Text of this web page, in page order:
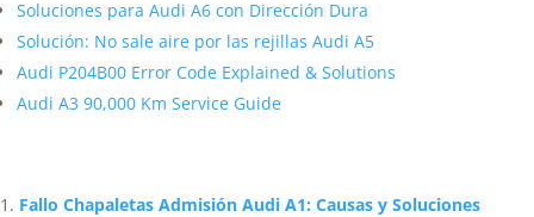
Soluciones para Audi A6 con Dirección Dura
Solución: No sale aire por las rejillas Audi A5
Audi P204B00 Error Code Explained & Solutions
Audi A3 90,000 Km Service Guide
Fallo Chapaletas Admisión Audi A1: Causas y Soluciones